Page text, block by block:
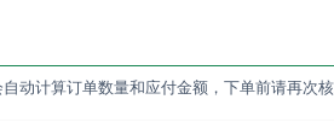
动计算订单数量和应付金额，下单前请再次核